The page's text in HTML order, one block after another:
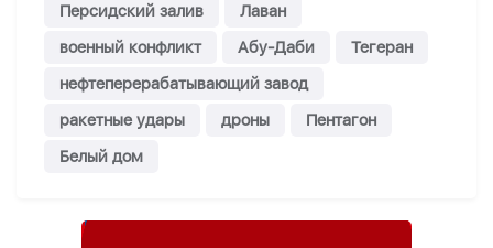
Персидский залив
Лаван
военный конфликт
Абу-Даби
Тегеран
нефтеперерабатывающий завод
ракетные удары
дроны
Пентагон
Белый дом